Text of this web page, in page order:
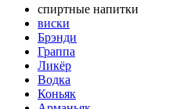
спиртные напитки
виски
Брэнди
Граппа
Ликёр
Водка
Коньяк